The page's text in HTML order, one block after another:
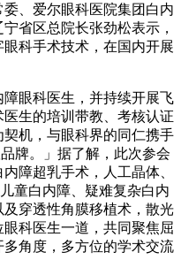
、爱尔眼科医院集团白内
省区总院长张劲松表示，
科手术技术，在国内开展
障眼科医生，并持续开展飞
生的培训带教、考核认证
机，与眼科界的同仁携手
牌。」据了解，此次参会
障超乳手术，人工晶体、
童白内障、疑难复杂白内
穿透性角膜移植术，散光
科医生一道，共同聚焦屈
角度，多方位的学术交流